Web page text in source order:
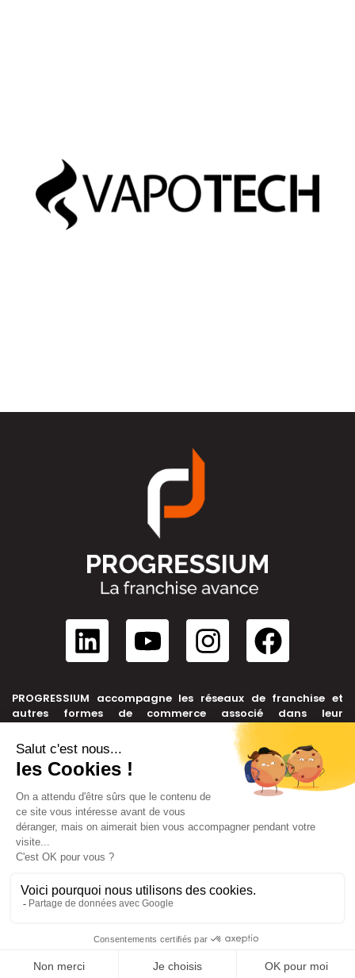
PROGRESSIUM accompagne les réseaux de franchise et
autres formes de commerce associé dans leur
développement, depuis leur création jusqu’à leur cession.
NOUS CONTACTER
+33 6 99 39 91 46
contact@progressium.fr
56 rue de la République, 69002 LYON
LIENS